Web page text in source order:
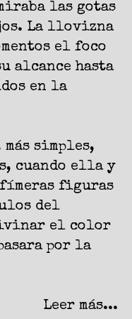
las gotas
La llovizna
el foco
alcance hasta
en la
más simples,
cuando ella y
figuras
del
el color
por la
Leer más...